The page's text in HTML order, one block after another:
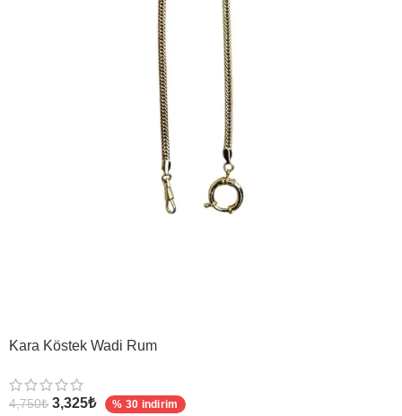
Kara Köstek Wadi Rum
4,750₺ 3,325₺ % 30 indirim